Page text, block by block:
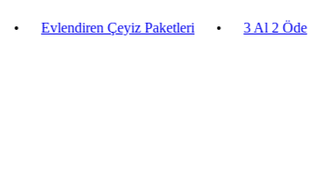
Evlendiren Çeyiz Paketleri • 3 Al 2 Öde •